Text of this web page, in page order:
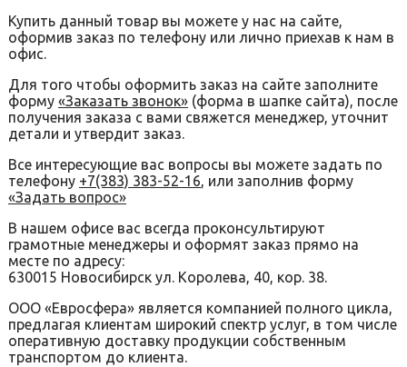
Купить данный товар вы можете у нас на сайте,
оформив заказ по телефону или лично приехав к нам в
офис.
Для того чтобы оформить заказ на сайте заполните
форму «Заказать звонок» (форма в шапке сайта), после
получения заказа с вами свяжется менеджер, уточнит
детали и утвердит заказ.
Все интересующие вас вопросы вы можете задать по
телефону +7(383) 383-52-16, или заполнив форму
«Задать вопрос»
В нашем офисе вас всегда проконсультируют
грамотные менеджеры и оформят заказ прямо на
месте по адресу:
630015 Новосибирск ул. Королева, 40, кор. 38.
ООО «Евросфера» является компанией полного цикла,
предлагая клиентам широкий спектр услуг, в том числе
оперативную доставку продукции собственным
транспортом до клиента.